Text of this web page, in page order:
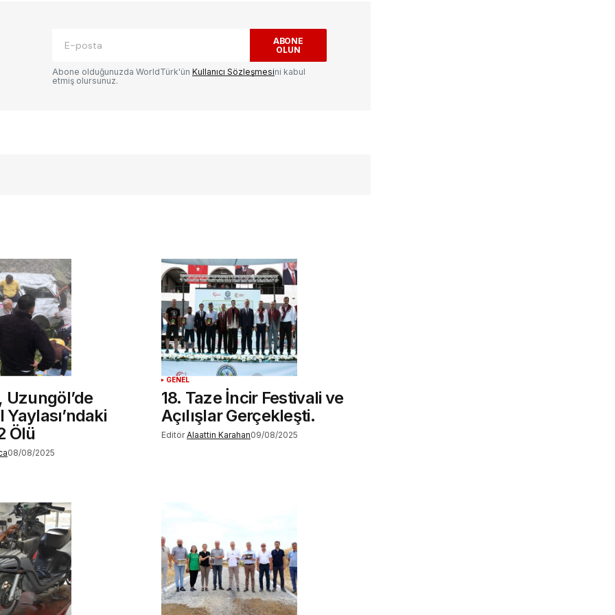
ABONE
OLUN
Abone olduğunuzda WorldTürk'ün Kullanıcı Sözleşmesini kabul
etmiş olursunuz.
Yaylası’ndaki
Ölü
08/08/2025
GENEL
18. Taze İncir Festivali ve
Açılışlar Gerçekleşti.
Editör Alaattin Karahan09/08/2025